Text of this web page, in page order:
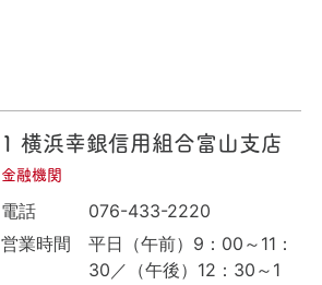
1 横浜幸銀信用組合富山支店
金融機関
電話
076-433-2220
営業時間
平日（午前）9：00～11：
30／（午後）12：30～1